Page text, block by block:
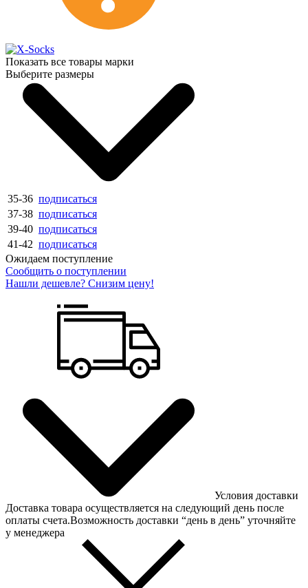
Показать все товары марки
Выберите размеры
35-36 подписаться
37-38 подписаться
39-40 подписаться
41-42 подписаться
Ожидаем поступление
Сообщить о поступлении
Нашли дешевле? Снизим цену!
Условия доставки
Доставка товара осуществляется на следующий день после
оплаты счета.Возможность доставки “день в день” уточняйте
у менеджера